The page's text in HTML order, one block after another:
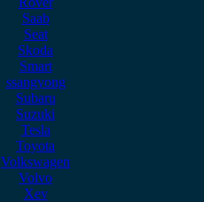
Saab
Seat
Skoda
Smart
ssangyong
Subaru
Suzuki
Tesla
Toyota
Volkswagen
Volvo
Xev